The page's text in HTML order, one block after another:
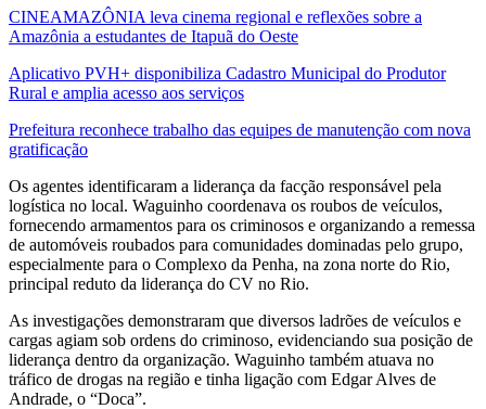
CINEAMAZÔNIA leva cinema regional e reflexões sobre a
Amazônia a estudantes de Itapuã do Oeste
Aplicativo PVH+ disponibiliza Cadastro Municipal do Produtor
Rural e amplia acesso aos serviços
Prefeitura reconhece trabalho das equipes de manutenção com nova
gratificação
Os agentes identificaram a liderança da facção responsável pela
logística no local. Waguinho coordenava os roubos de veículos,
fornecendo armamentos para os criminosos e organizando a remessa
de automóveis roubados para comunidades dominadas pelo grupo,
especialmente para o Complexo da Penha, na zona norte do Rio,
principal reduto da liderança do CV no Rio.
As investigações demonstraram que diversos ladrões de veículos e
cargas agiam sob ordens do criminoso, evidenciando sua posição de
liderança dentro da organização. Waguinho também atuava no
tráfico de drogas na região e tinha ligação com Edgar Alves de
Andrade, o “Doca”.